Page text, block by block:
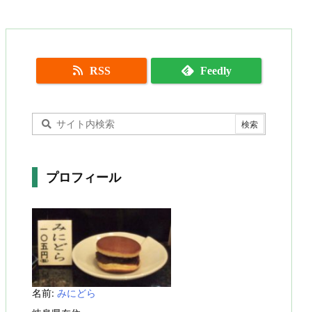
RSS Feedly
プロフィール
名前: みにどら